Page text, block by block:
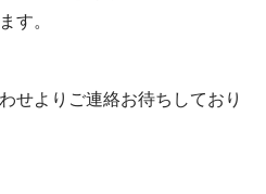
す。
せよりご連絡お待ちしており